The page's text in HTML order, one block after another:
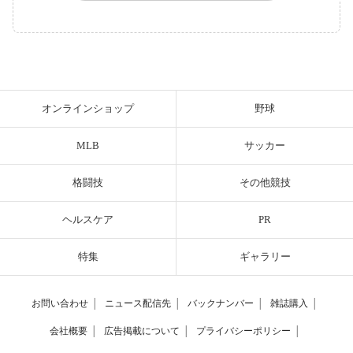
オンラインショップ 野球
MLB サッカー
格闘技 その他競技
ヘルスケア PR
特集 ギャラリー
お問い合わせ ニュース配信先 バックナンバー 雑誌購入
会社概要 広告掲載について プライバシーポリシー